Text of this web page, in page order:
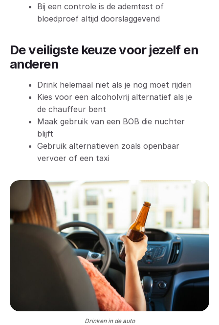
Bij een controle is de ademtest of
bloedproef altijd doorslaggevend
De veiligste keuze voor jezelf en
anderen
Drink helemaal niet als je nog moet rijden
Kies voor een alcoholvrij alternatief als je
de chauffeur bent
Maak gebruik van een BOB die nuchter
blijft
Gebruik alternatieven zoals openbaar
vervoer of een taxi
Drinken in de auto